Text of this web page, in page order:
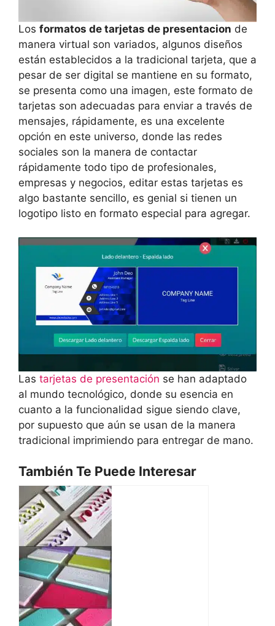
Los formatos de tarjetas de presentacion de
manera virtual son variados, algunos diseños
están establecidos a la tradicional tarjeta, que a
pesar de ser digital se mantiene en su formato,
se presenta como una imagen, este formato de
tarjetas son adecuadas para enviar a través de
mensajes, rápidamente, es una excelente
opción en este universo, donde las redes
sociales son la manera de contactar
rápidamente todo tipo de profesionales,
empresas y negocios, editar estas tarjetas es
algo bastante sencillo, es genial si tienen un
logotipo listo en formato especial para agregar.
Las tarjetas de presentación se han adaptado
al mundo tecnológico, donde su esencia en
cuanto a la funcionalidad sigue siendo clave,
por supuesto que aún se usan de la manera
tradicional imprimiendo para entregar de mano.
También Te Puede Interesar